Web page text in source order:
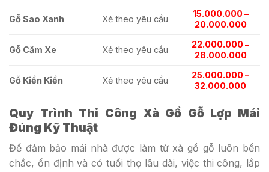
Gỗ Sao Xanh Xẻ theo yêu cầu
15.000.000 –
20.000.000
Gỗ Căm Xe Xẻ theo yêu cầu
22.000.000 –
28.000.000
Gỗ Kiền Kiền Xẻ theo yêu cầu
25.000.000 –
32.000.000
Quy Trình Thi Công Xà Gồ Gỗ Lợp Mái
Đúng Kỹ Thuật
Để đảm bảo mái nhà được làm từ xà gồ gỗ luôn bền
chắc, ổn định và có tuổi thọ lâu dài, việc thi công, lắp